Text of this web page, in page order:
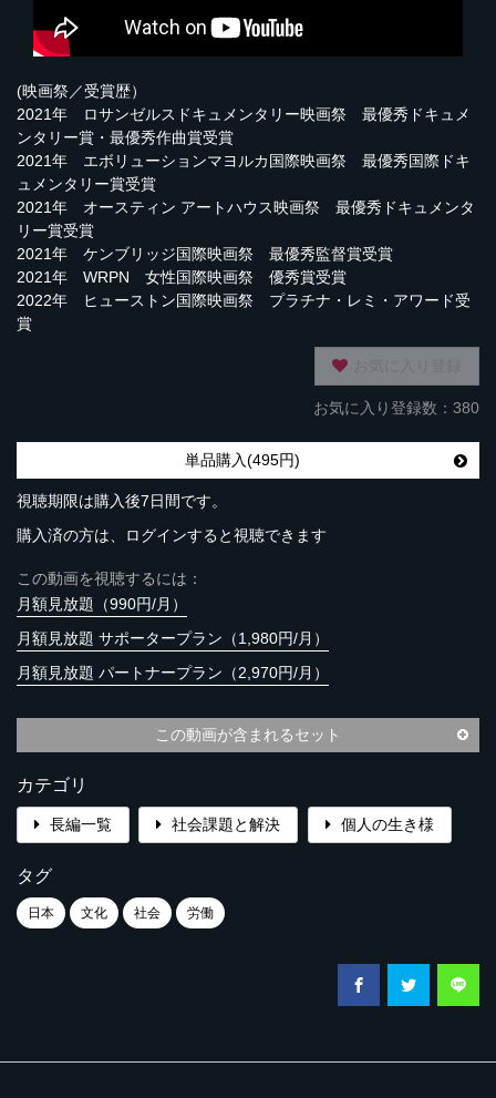
(映画祭／受賞歴）
2021年 ロサンゼルスドキュメンタリー映画祭 最優秀ドキュメ
ンタリー賞・最優秀作曲賞受賞
2021年 エボリューションマヨルカ国際映画祭 最優秀国際ドキ
ュメンタリー賞受賞
2021年 オースティン アートハウス映画祭 最優秀ドキュメンタ
リー賞受賞
2021年 ケンブリッジ国際映画祭 最優秀監督賞受賞
2021年 WRPN 女性国際映画祭 優秀賞受賞
2022年 ヒューストン国際映画祭 プラチナ・レミ・アワード受
賞
お気に入り登録数：380
単品購入(495円)
視聴期限は購入後7日間です。
購入済の方は、ログインすると視聴できます
この動画を視聴するには：
月額見放題（990円/月）
月額見放題 サポータープラン（1,980円/月）
月額見放題 パートナープラン（2,970円/月）
この動画が含まれるセット
カテゴリ
長編一覧 社会課題と解決 個人の生き様
タグ
日本 文化 社会 労働